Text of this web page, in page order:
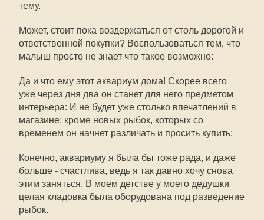
тему.
Может, стоит пока воздержаться от столь дорогой и
ответственной покупки? Воспользоваться тем, что
малыш просто не знает что такое возможно:
Да и что ему этот аквариум дома! Скорее всего
уже через дня два он станет для него предметом
интерьера: И не будет уже столько впечатлений в
магазине: кроме новых рыбок, которых со
временем он начнет различать и просить купить:
Конечно, аквариуму я была бы тоже рада, и даже
больше - счастлива, ведь я так давно хочу снова
этим заняться. В моем детстве у моего дедушки
целая кладовка была оборудована под разведение
рыбок.